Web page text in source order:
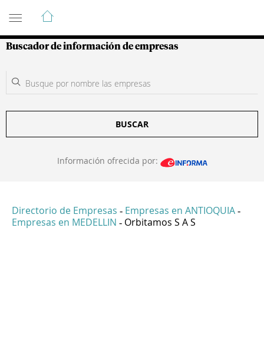
Guía de Empresas Colombianas
Buscador de información de empresas
BUSCAR
Información ofrecida por:
Directorio de Empresas - Empresas en ANTIOQUIA -
Empresas en MEDELLIN - Orbitamos S A S